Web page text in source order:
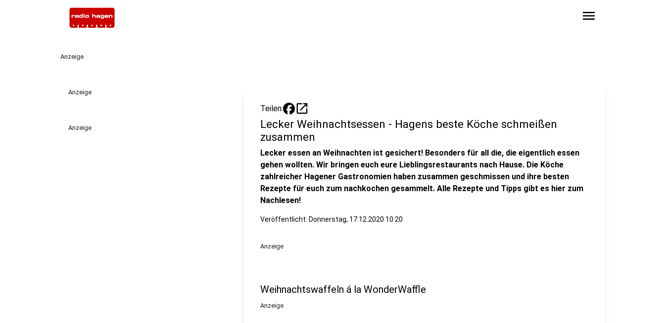
menu
Anzeige
Anzeige
Anzeige
Teilen: open_in_new
Lecker Weihnachtsessen - Hagens beste Köche schmeißen
zusammen
Lecker essen an Weihnachten ist gesichert! Besonders für all die, die eigentlich essen
gehen wollten. Wir bringen euch eure Lieblingsrestaurants nach Hause. Die Köche
zahlreicher Hagener Gastronomien haben zusammen geschmissen und ihre besten
Rezepte für euch zum nachkochen gesammelt. Alle Rezepte und Tipps gibt es hier zum
Nachlesen!
Veröffentlicht: Donnerstag, 17.12.2020 10:20
Anzeige
Weihnachtswaffeln á la WonderWaffle
Anzeige